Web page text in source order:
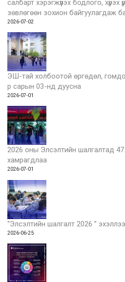
салбарт хэрэгжүүлэх бодлого, хүрэх
зөвлөгөөн зохион байгуулагдаж
2026-07-02
ЭШ-тай холбоотой өргөдөл,
р сарын 03-нд дуусна
2026-07-01
2026 оны Элсэлтийн шалгалтад
хамрагдлаа
2026-07-01
“Элсэлтийн шалгалт 2026 ” эхэллээ
2026-06-25